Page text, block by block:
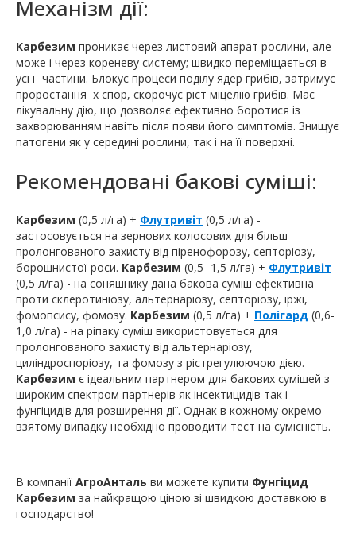
Механізм дії:
Карбезим проникає через листовий апарат рослини, але
може і через кореневу систему; швидко переміщається в
усі її частини. Блокує процеси поділу ядер грибів, затримує
проростання їх спор, скорочує ріст міцелію грибів. Має
лікувальну дію, що дозволяє ефективно боротися із
захворюванням навіть після появи його симптомів. Знищує
патогени як у середині рослини, так і на її поверхні.
Рекомендовані бакові суміші:
Карбезим (0,5 л/га) + Флутривіт (0,5 л/га) -
застосовується на зернових колосових для більш
пролонгованого захисту від піренофорозу, септоріозу,
борошнистої роси. Карбезим (0,5 -1,5 л/га) + Флутривіт
(0,5 л/га) - на соняшнику дана бакова суміш ефективна
проти склеротиніозу, альтернаріозу, септоріозу, іржі,
фомопсису, фомозу. Карбезим (0,5 л/га) + Полігард (0,6-
1,0 л/га) - на ріпаку суміш використовується для
пролонгованого захисту від альтернаріозу,
циліндроспоріозу, та фомозу з рістрегулюючою дією.
Карбезим є ідеальним партнером для бакових сумішей з
широким спектром партнерів як інсектицидів так і
фунгіцидів для розширення дії. Однак в кожному окремо
взятому випадку необхідно проводити тест на сумісність.
В компанії АгроАнталь ви можете купити Фунгіцид
Карбезим за найкращою ціною зі швидкою доставкою в
господарство!